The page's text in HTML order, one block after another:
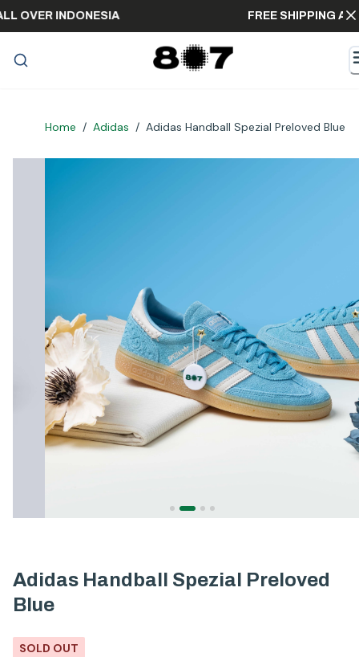
ALL OVER INDONESIA FREE
Home / Adidas / Adidas Handball Spezial Preloved Blue
Adidas Handball Spezial Preloved
Blue
SOLD OUT